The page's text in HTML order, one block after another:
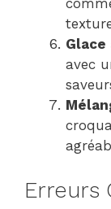
avec
Erreurs